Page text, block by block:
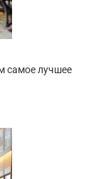
самое лучшее